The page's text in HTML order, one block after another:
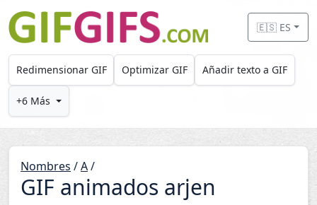
Skip to main content
🇪🇸 ES
Redimensionar GIF Optimizar GIF Añadir texto a GIF
+6 Más
Nombres /A/
GIF animados arjen